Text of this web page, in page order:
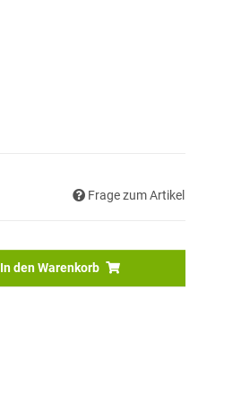
Frage zum Artikel
In den Warenkorb